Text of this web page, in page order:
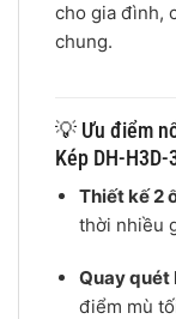
cho gia đình,
chung.
💡 Ưu điểm
Kép DH-H3D-
Thiết kế 2
thời nhiều
Quay quét
điểm mù